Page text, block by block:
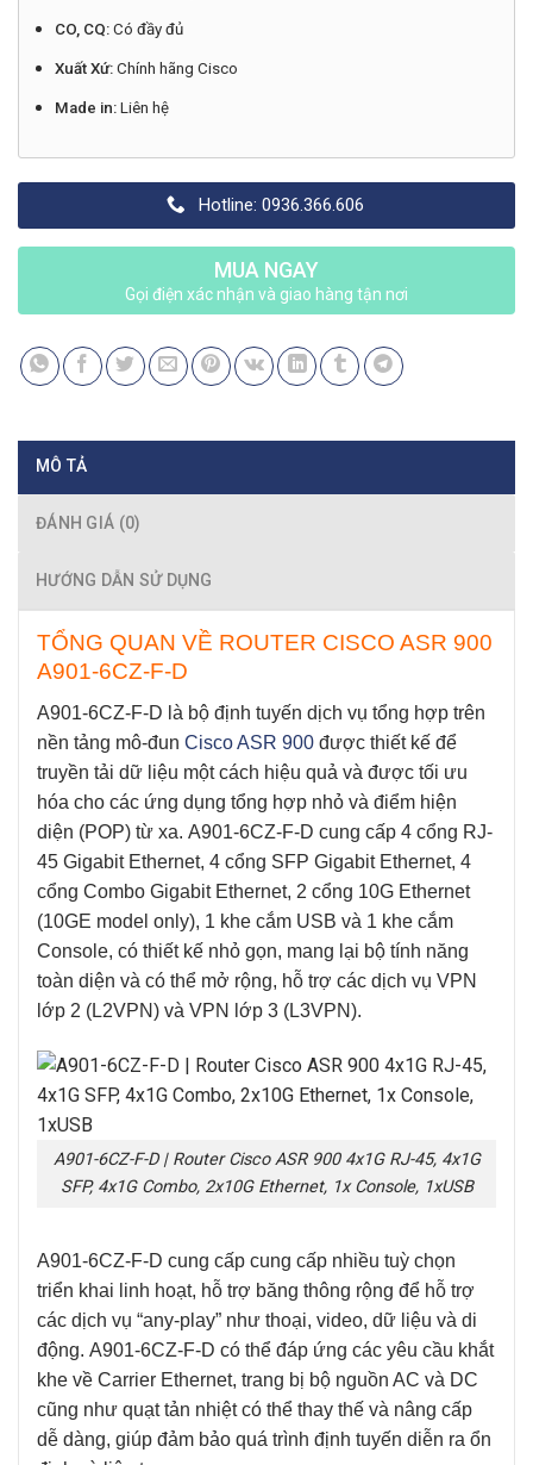
CO, CQ: Có đầy đủ
Xuất Xứ:Chính hãng Cisco
Made in:Liên hệ
Hotline: 0936.366.606
MUA NGAY
Gọi điện xác nhận và giao hàng tận nơi
MÔ TẢ
ĐÁNH GIÁ (0)
HƯỚNG DẪN SỬ DỤNG
TỔNG QUAN VỀ ROUTER CISCO ASR 900
A901-6CZ-F-D
A901-6CZ-F-D là bộ định tuyến dịch vụ tổng hợp trên
nền tảng mô-đun Cisco ASR 900 được thiết kế để
truyền tải dữ liệu một cách hiệu quả và được tối ưu
hóa cho các ứng dụng tổng hợp nhỏ và điểm hiện
diện (POP) từ xa. A901-6CZ-F-D cung cấp 4 cổng RJ-
45 Gigabit Ethernet, 4 cổng SFP Gigabit Ethernet, 4
cổng Combo Gigabit Ethernet, 2 cổng 10G Ethernet
(10GE model only), 1 khe cắm USB và 1 khe cắm
Console, có thiết kế nhỏ gọn, mang lại bộ tính năng
toàn diện và có thể mở rộng, hỗ trợ các dịch vụ VPN
lớp 2 (L2VPN) và VPN lớp 3 (L3VPN).
A901-6CZ-F-D | Router Cisco ASR 900 4x1G RJ-45, 4x1G
SFP, 4x1G Combo, 2x10G Ethernet, 1x Console, 1xUSB
A901-6CZ-F-D cung cấp cung cấp nhiều tuỳ chọn
triển khai linh hoạt, hỗ trợ băng thông rộng để hỗ trợ
các dịch vụ “any-play” như thoại, video, dữ liệu và di
động. A901-6CZ-F-D có thể đáp ứng các yêu cầu khắt
khe về Carrier Ethernet, trang bị bộ nguồn AC và DC
cũng như quạt tản nhiệt có thể thay thế và nâng cấp
dễ dàng, giúp đảm bảo quá trình định tuyến diễn ra ổn